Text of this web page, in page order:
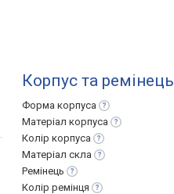
Корпус та ремінець
Форма корпуса
Матеріал корпуса
Колір корпуса
Матеріал скла
Ремінець
Колір ремінця